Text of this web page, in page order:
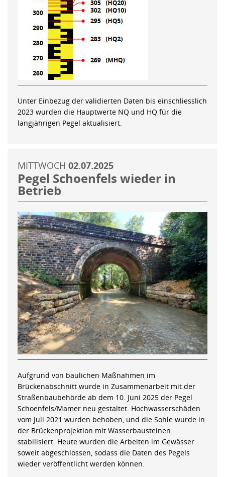
Unter Einbezug der validierten Daten bis einschliesslich
2023 wurden die Hauptwerte NQ und HQ für die
langjährigen Pegel aktualisiert.
MITTWOCH 02.07.2025
Pegel Schoenfels wieder in
Betrieb
Aufgrund von baulichen Maßnahmen im
Brückenabschnitt wurde in Zusammenarbeit mit der
Straßenbaubehörde ab dem 10. Juni 2025 der Pegel
Schoenfels/Mamer neu gestaltet. Hochwasserschäden
vom Juli 2021 wurden behoben, und die Sohle wurde in
der Brückenprojektion mit Wasserbausteinen
stabilisiert. Heute wurden die Arbeiten im Gewässer
soweit abgeschlossen, sodass die Daten des Pegels
wieder veröffentlicht werden können.